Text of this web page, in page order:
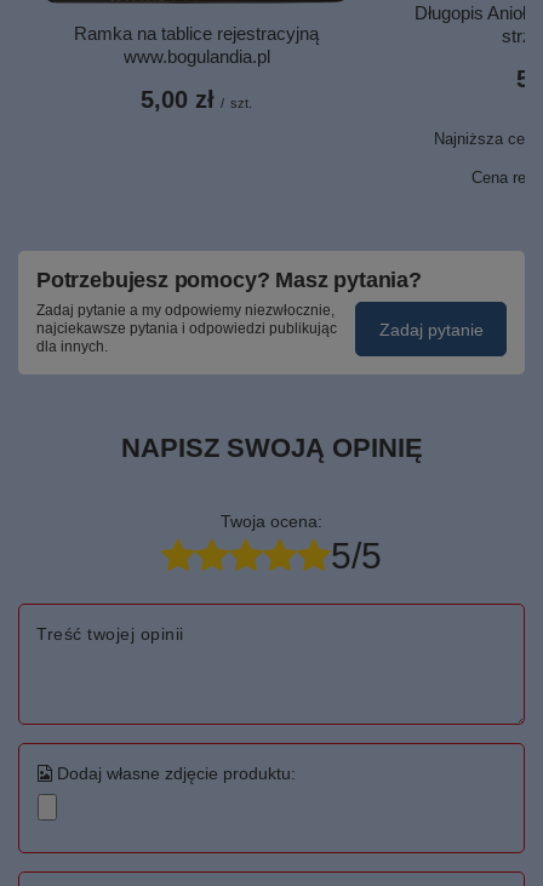
Ramka na tablice rejestracyjną
www.bogulandia.pl
5,00 zł / szt.
Długopis
Najniższa
Cena
Potrzebujesz pomocy? Masz pytania?
Zadaj pytanie a my odpowiemy niezwłocznie,
najciekawsze pytania i odpowiedzi publikując
dla innych.
Zadaj pytanie
NAPISZ SWOJĄ OPINIĘ
Twoja ocena:
5/5
Treść twojej opinii
Dodaj własne zdjęcie produktu: